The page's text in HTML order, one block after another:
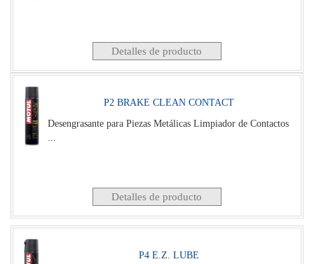
Detalles de producto
P2 BRAKE CLEAN CONTACT
Desengrasante para Piezas Metálicas Limpiador de Contactos
Detalles de producto
P4 E.Z. LUBE